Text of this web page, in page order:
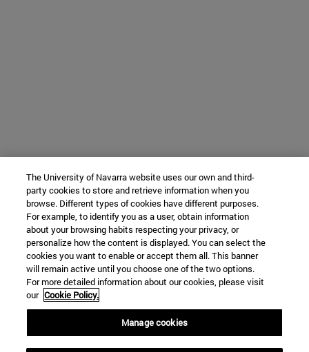
The University of Navarra website uses our own and third-
party cookies to store and retrieve information when you
browse. Different types of cookies have different purposes.
For example, to identify you as a user, obtain information
about your browsing habits respecting your privacy, or
personalize how the content is displayed. You can select the
cookies you want to enable or accept them all. This banner
will remain active until you choose one of the two options.
For more detailed information about our cookies, please visit
our Cookie Policy.
Manage cookies